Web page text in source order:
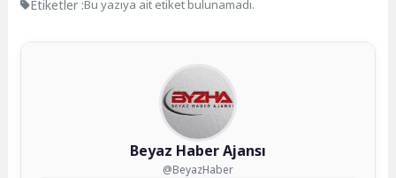
Etiketler :Bu yazıya ait etiket bulunamadı.
Beyaz Haber Ajansı
@BeyazHaber